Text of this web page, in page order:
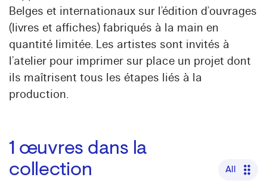
Belges et internationaux sur l’édition d’ouvrages
(livres et affiches) fabriqués à la main en
quantité limitée. Les artistes sont invités à
l’atelier pour imprimer sur place un projet dont
ils maîtrisent tous les étapes liés à la
production.
1 œuvres dans la
collection
All